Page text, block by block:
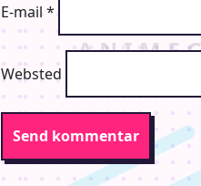
Hold øje med vores
I kan læse mere om vores
SES I 2026
E-mail *
Websted